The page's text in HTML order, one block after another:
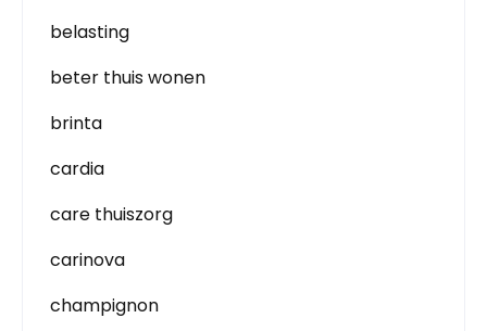
belasting
beter thuis wonen
brinta
cardia
care thuiszorg
carinova
champignon